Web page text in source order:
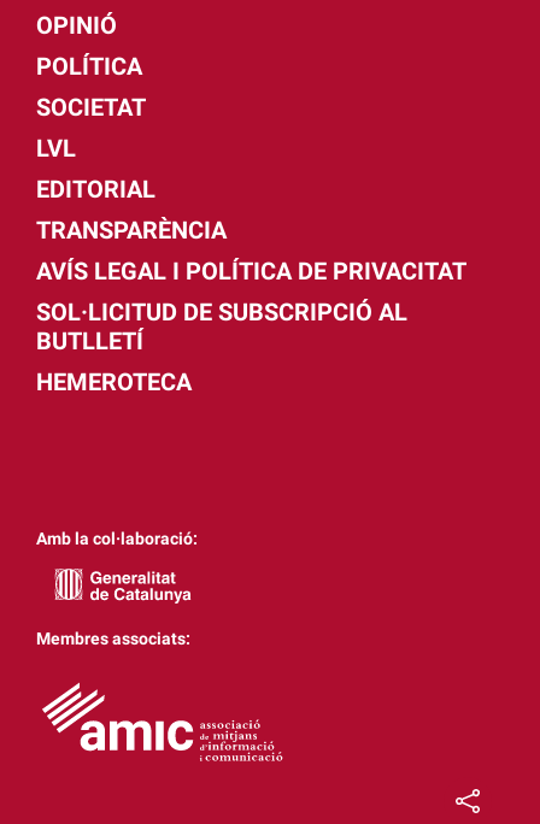
OPINIÓ
POLÍTICA
SOCIETAT
LVL
EDITORIAL
TRANSPARÈNCIA
AVÍS LEGAL I POLÍTICA DE PRIVACITAT
SOL·LICITUD DE SUBSCRIPCIÓ AL
BUTLLETÍ
HEMEROTECA
Amb la col·laboració:
Membres associats: